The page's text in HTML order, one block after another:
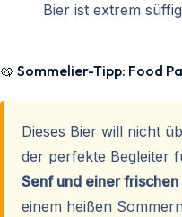
Bier ist extrem
🥨 Sommelier-Tipp: Food
Dieses Bier will nicht
der perfekte Begleiter
Senf und einer
einem heißen